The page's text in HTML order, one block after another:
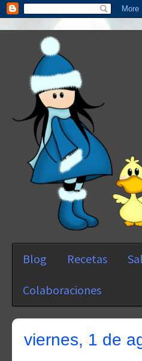
Blog Recetas
Colaboraciones
viernes, 1 de